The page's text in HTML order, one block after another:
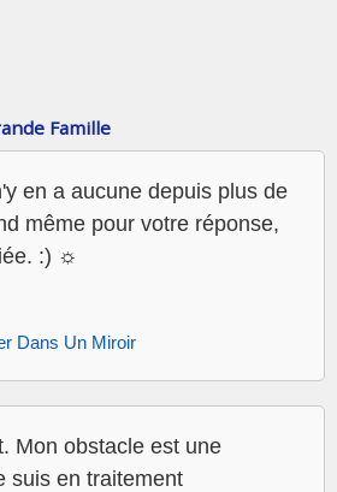
Famille
en a aucune depuis plus de
même pour votre réponse,
:) ☼
Dans Un Miroir
Mon obstacle est une
suis en traitement